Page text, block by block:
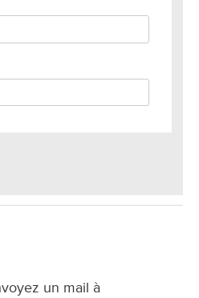
un mail à